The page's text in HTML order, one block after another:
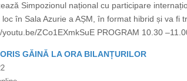
Simpozionul național cu participare
în Sala Azurie a AȘM, în format hibrid și va
ZCo1EXmkSuE PROGRAM 10.30
GĂINĂ LA ORA BILANȚURILOR